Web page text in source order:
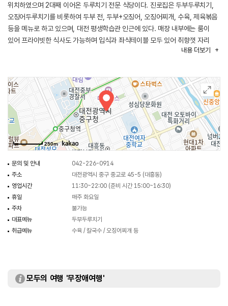
위치하였으며 2대째 이어온 두루치기 전문 식당이다. 진로집은 두부두루치기,
오징어두루치기를 비롯하여 두부 전, 두부+오징어, 오징어찌개, 수육, 제육볶음
등을 메뉴로 하고 있으며, 대전 평생학습관 인근에 있다. 매장 내부에는 룸이
있어 프라이빗한 식사도 가능하며 입식과 좌식테이블 모두 있어 취향껏 자리
내용 더보기
250m
문의 및 안내
042-226-0914
주소
대전광역시 중구 중교로 45-5 (대흥동)
영업시간
11:30~22:00 (준비 시간 15:00~16:30)
휴일
매주 화요일
주차
불가능
대표메뉴
두부두루치기
취급메뉴
수육 / 칼국수 / 오징어찌개 등
모두의 여행 '무장애여행'